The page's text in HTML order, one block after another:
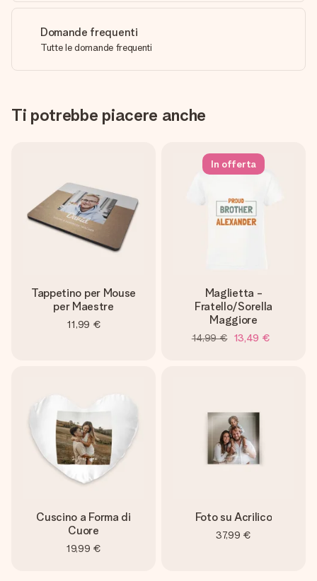
Domande frequenti
Tutte le domande frequenti
Ti potrebbe piacere anche
Tappetino per Mouse
per Maestre
11,99 €
In offerta
Maglietta -
Fratello/Sorella
Maggiore
14,99 € 13,49 €
Cuscino a Forma di
Cuore
19,99 €
Foto su Acrilico
37,99 €